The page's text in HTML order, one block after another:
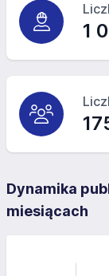
1
Dynamika
miesiącach